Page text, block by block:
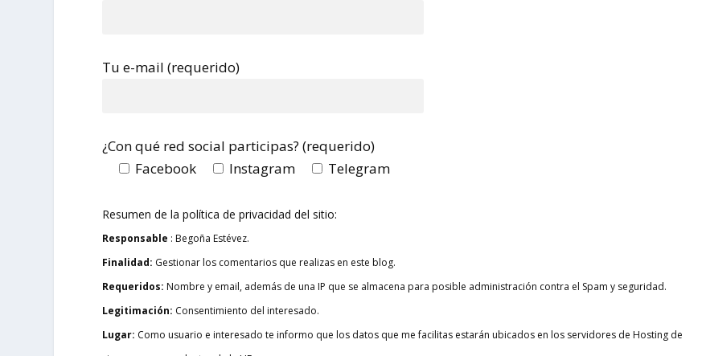
Tu e-mail (requerido)
¿Con qué red social participas? (requerido)
Facebook
Instagram Telegram
Resumen de la política de privacidad del sitio:
Responsable : Begoña Estévez.
Finalidad: Gestionar los comentarios que realizas en este blog.
Requeridos: Nombre y email, además de una IP que se almacena para posible administración contra el Spam y seguridad.
Legitimación: Consentimiento del interesado.
Lugar: Como usuario e interesado te informo que los datos que me facilitas estarán ubicados en los servidores de Hosting de